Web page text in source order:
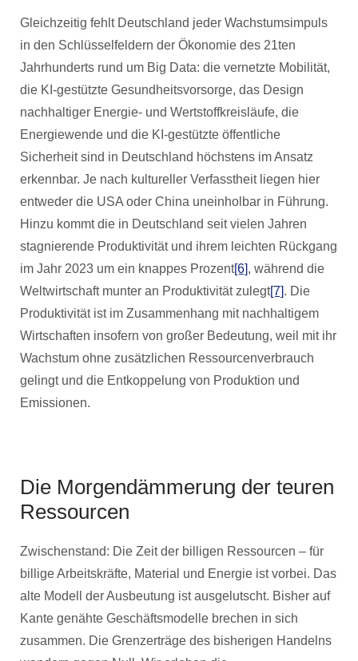
Gleichzeitig fehlt Deutschland jeder Wachstumsimpuls
in den Schlüsselfeldern der Ökonomie des 21ten
Jahrhunderts rund um Big Data: die vernetzte Mobilität,
die KI-gestützte Gesundheitsvorsorge, das Design
nachhaltiger Energie- und Wertstoffkreisläufe, die
Energiewende und die KI-gestützte öffentliche
Sicherheit sind in Deutschland höchstens im Ansatz
erkennbar. Je nach kultureller Verfasstheit liegen hier
entweder die USA oder China uneinholbar in Führung.
Hinzu kommt die in Deutschland seit vielen Jahren
stagnierende Produktivität und ihrem leichten Rückgang
im Jahr 2023 um ein knappes Prozent[6], während die
Weltwirtschaft munter an Produktivität zulegt[7]. Die
Produktivität ist im Zusammenhang mit nachhaltigem
Wirtschaften insofern von großer Bedeutung, weil mit ihr
Wachstum ohne zusätzlichen Ressourcenverbrauch
gelingt und die Entkoppelung von Produktion und
Emissionen.
Die Morgendämmerung der teuren
Ressourcen
Zwischenstand: Die Zeit der billigen Ressourcen – für
billige Arbeitskräfte, Material und Energie ist vorbei. Das
alte Modell der Ausbeutung ist ausgelutscht. Bisher auf
Kante genähte Geschäftsmodelle brechen in sich
zusammen. Die Grenzerträge des bisherigen Handelns